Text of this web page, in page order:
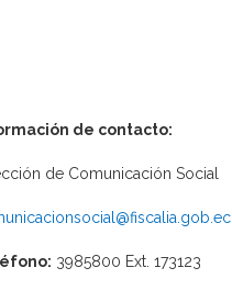
de contacto:
de Comunicación Social
3985800 Ext. 173123